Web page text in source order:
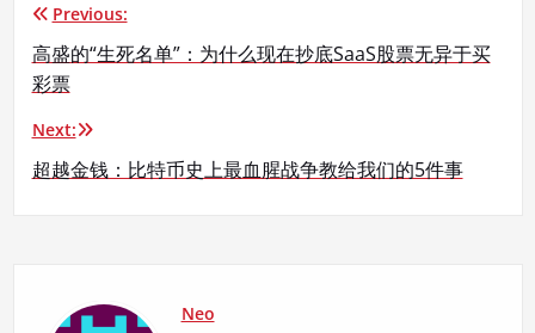
文
章
导
航
Previous:
高盛的“生死名单”：为什么现在抄底SaaS股票无异于买
彩票
Next:
超越金钱：比特币史上最血腥战争教给我们的5件事
Neo